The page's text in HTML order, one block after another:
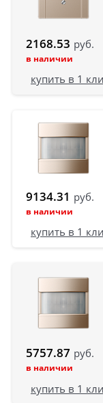
2168.53 руб.
в наличии
купить в 1
9134.31 руб.
в наличии
купить в 1
5757.87 руб.
в наличии
купить в 1